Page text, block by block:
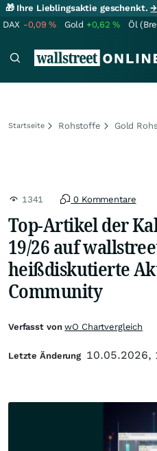
🎁 Ihre Lieblingsaktie geschenkt.
DAX -0,09% Gold +0,62% Öl
Startseite Rohstoffe Gold
1341 0 Kommentare
Top-Artikel der
19/26 auf
heißdiskutierte
Community
Verfasst vonwO Chartvergleich
Letzte Änderung 10.05.2026,